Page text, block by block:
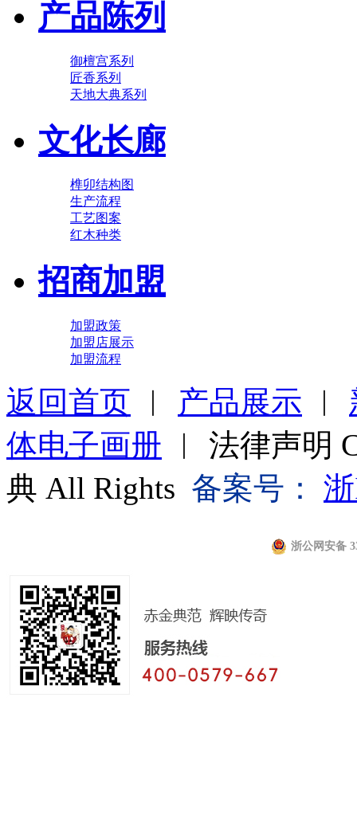
产品陈列
御檀宫系列
匠香系列
天地大典系列
文化长廊
榫卯结构图
生产流程
工艺图案
红木种类
招商加盟
加盟政策
加盟店展示
加盟流程
返回首页 ︱ 产品展示 ︱
体电子画册 ︱ 法律声明
典 All Rights 备案号：
浙公网安备